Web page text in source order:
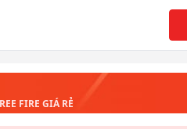
FIRE GIÁ RẺ